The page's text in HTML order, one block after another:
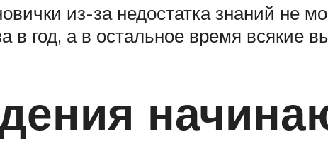
из-за недостатка знаний не
в год, а в остальное время всякие